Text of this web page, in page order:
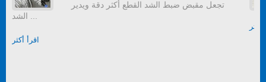
تجعل مقبض ضبط الشد القطع أكثر دقة ويدير
الشد ...
اقرأ أكثر